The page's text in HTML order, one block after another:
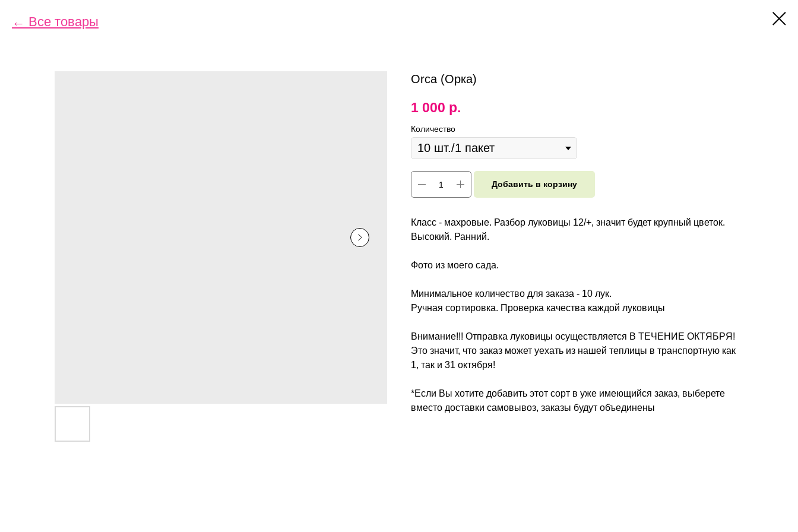
Все товары
Orca (Орка)
1 000 р.
Количество
Добавить в корзину
Класс - махровые. Разбор луковицы 12/+, значит будет крупный цветок.
Высокий. Ранний.
Фото из моего сада.
Минимальное количество для заказа - 10 лук.
Ручная сортировка. Проверка качества каждой луковицы
Внимание!!! Отправка луковицы осуществляется В ТЕЧЕНИЕ ОКТЯБРЯ!
Это значит, что заказ может уехать из нашей теплицы в транспортную как
1, так и 31 октября!
*Если Вы хотите добавить этот сорт в уже имеющийся заказ, выберете
вместо доставки самовывоз, заказы будут объединены